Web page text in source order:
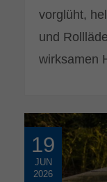
vorglüht,
und
wirksamen
19
JUN
2026